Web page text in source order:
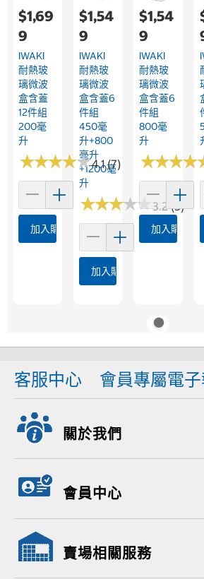
$1,69
9
IWAKI
耐熱玻
璃微波
盒含蓋
12件組
200毫
升
★★★★★
★★★★★4.1 (7)
加入購物車
$1,54
9
IWAKI
耐熱玻
璃微波
盒含蓋6
件組
450毫
升+800
毫升
+1200毫
升
★★★★★
★★★★★3.2 (5)
加入購物車
$1,54
9
IWAKI
耐熱玻
璃微波
盒含蓋6
件組
800毫
升
★★★★
★★★★
加入購物車
客服中心 會員專屬電
關於我們
會員中心
賣場相關服務